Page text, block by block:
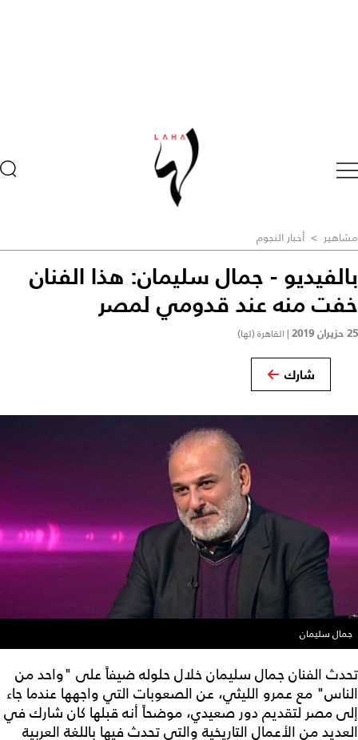
مشاهير > أخبار النجوم
بالفيديو - جمال سليمان: هذا الفنان
خفت منه عند قدومي لمصر
25 حزيران 2019 | القاهرة (لها)
شارك
جمال سليمان
تحدث الفنان جمال سليمان خلال حلوله ضيفاً على "واحد من
الناس" مع عمرو الليثي، عن الصعوبات التي واجهها عندما جاء
إلى مصر لتقديم دور صعيدي، موضحاً أنه قبلها كان شارك في
العديد من الأعمال التاريخية والتي تحدث فيها باللغة العربية